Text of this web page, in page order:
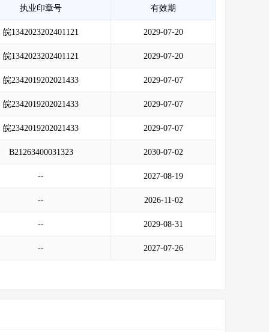
执业印章号 有效期
皖1342023202401121 2029-07-20
皖1342023202401121 2029-07-20
皖2342019202021433 2029-07-07
皖2342019202021433 2029-07-07
皖2342019202021433 2029-07-07
B21263400031323 2030-07-02
-- 2027-08-19
-- 2026-11-02
-- 2029-08-31
-- 2027-07-26